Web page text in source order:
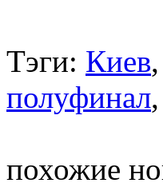
Тэги: Киев,
полуфинал,
похожие